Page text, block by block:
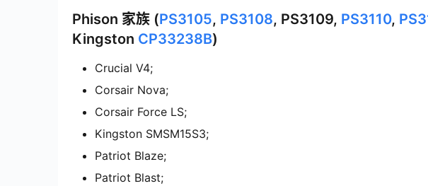
Phison 家族 (PS3105, PS3108, PS3109, PS3110,
Kingston CP33238B)
Crucial V4;
Corsair Nova;
Corsair Force LS;
Kingston SMSM15S3;
Patriot Blaze;
Patriot Blast;